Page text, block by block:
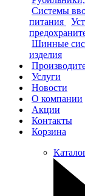
Системы
питания
Шинные
изделия
Услуги
Новости
О компании
Акции
Контакты
Корзина